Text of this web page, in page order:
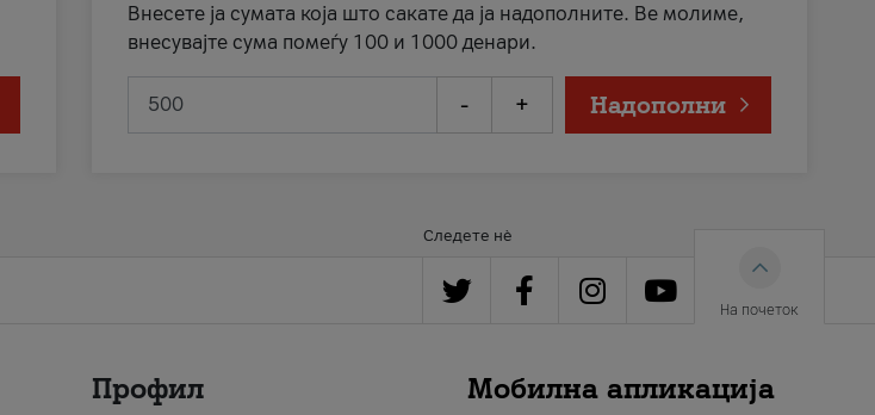
Внесете ја сумата која што сакате да ја надополните. Ве молиме,
внесувајте сума помеѓу 100 и 1000 денари.
- + Надополни
Следете нè
На почеток
Профил Мобилна апликација